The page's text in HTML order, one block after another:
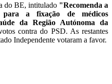
do BE, intitulado "Recomenda a
para a fixação de médicos
da Região Autónoma da
contra do PSD. As restantes
Independente votaram a favor.